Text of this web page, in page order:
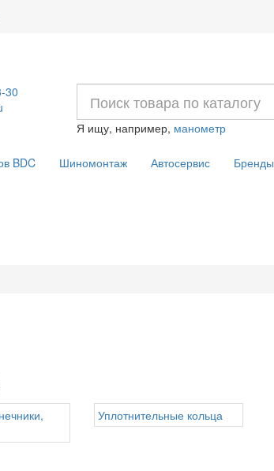
30
Я ищу, например, манометр
BDC Шиномонтаж Автосервис Бренды
Уплотнительные кольца